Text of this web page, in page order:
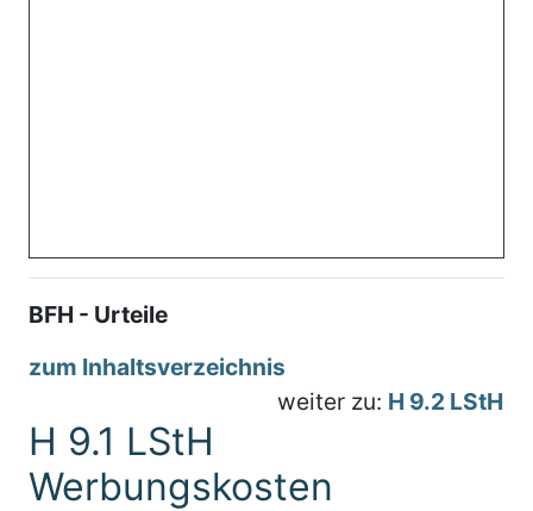
BFH - Urteile
zum Inhaltsverzeichnis
weiter zu: H 9.2 LStH
H 9.1 LStH
Werbungskosten